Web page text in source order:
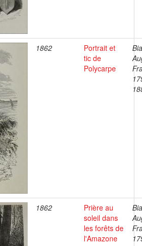
1862
Portrait et
tic de
Polycarpe
1862
Prière au
soleil dans
les forêts de
l'Amazone